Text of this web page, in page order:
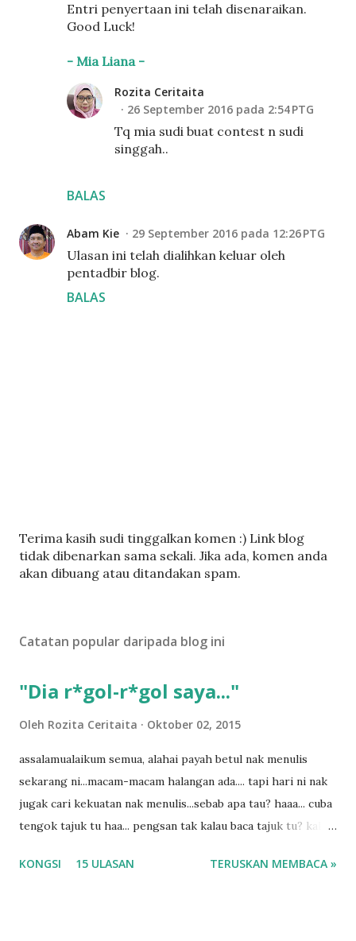
Entri penyertaan ini telah disenaraikan.
Good Luck!
- Mia Liana -
BALAS
Rozita Ceritaita
26 September 2016 pada 2:54 PTG
Tq mia sudi buat contest n sudi
singgah..
Abam Kie 29 September 2016 pada 12:26 PTG
Ulasan ini telah dialihkan keluar oleh
pentadbir blog.
BALAS
C
a
t
l
Terima kasih sudi tinggalkan komen :) Link blog
tidak dibenarkan sama sekali. Jika ada, komen anda
akan dibuang atau ditandakan spam.
Catatan popular daripada blog ini
"Dia r*gol-r*gol saya..."
Oleh Rozita Ceritaita Oktober 02, 2015
assalamualaikum semua, alahai payah betul nak menulis
sekarang ni...macam-macam halangan ada.... tapi hari ni nak
jugak cari kekuatan nak menulis...sebab apa tau? haaa... cuba
tengok tajuk tu haa... pengsan tak kalau baca tajuk tu? kalau
tau? yang sebut tu anak aku....diulangi ANAK AKU ....adoiiii
KONGSI 15 ULASAN TERUSKAN MEMBACA »